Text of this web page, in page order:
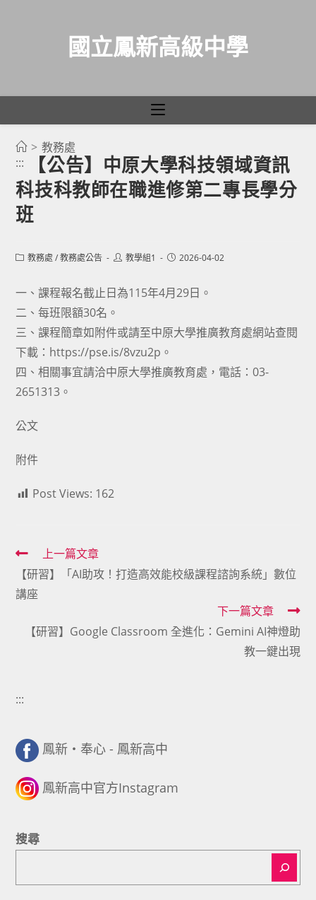
國立鳳新高級中學
> 教務處
:::
【公告】中原大學科技領域資訊
科技科教師在職進修第二專長學分
班
Post教務處 / 教務處公告
Post教學組1
Post2026-04-02
一、課程報名截止日為115年4月29日。
二、每班限額30名。
三、課程簡章如附件或請至中原大學推廣教育處網站查閱
下載：https://pse.is/8vzu2p。
四、相關事宜請洽中原大學推廣教育處，電話：03-
2651313。
公文
附件
Post Views: 162
Read
more
articles
上一篇文章
【研習】「AI助攻！打造高效能校級課程諮詢系統」數位
講座
下一篇文章
【研習】Google Classroom 全進化：Gemini AI神燈助
教一鍵出現
:::
鳳新・奉心 - 鳳新高中
鳳新高中官方Instagram
搜尋